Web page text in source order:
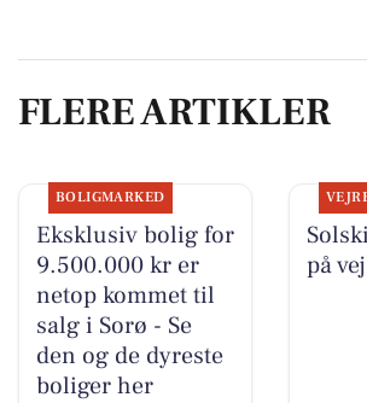
FLERE ARTIKLER
BOLIGMARKED
Eksklusiv bolig for
9.500.000 kr er
netop kommet til
salg i Sorø - Se
den og de dyreste
boliger her
på